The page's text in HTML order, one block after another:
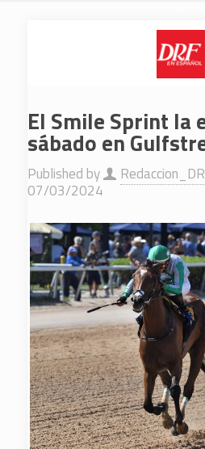
El Smile Sprint la
sábado en
Published by
07/03/2024